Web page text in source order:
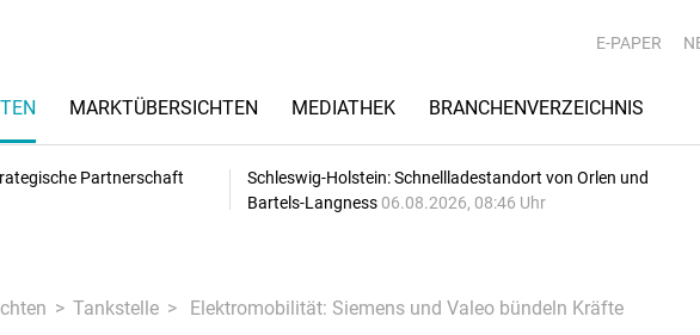
E-PAPER
MARKTÜBERSICHTEN MEDIATHEK BRANCHENVERZEICHNIS
Partnerschaft
Schleswig-Holstein: Schnellladestandort von Orlen und
Bartels-Langness 06.08.2026, 08:46 Uhr
Tankstelle Elektromobilität: Siemens und Valeo bündeln Kräfte